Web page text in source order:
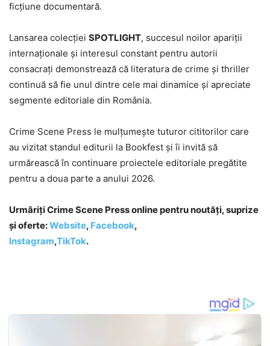
ficțiune documentară.
Lansarea colecției SPOTLIGHT, succesul noilor apariții
internaționale și interesul constant pentru autorii
consacrați demonstrează că literatura de crime și thriller
continuă să fie unul dintre cele mai dinamice și apreciate
segmente editoriale din România.
Crime Scene Press le mulțumește tuturor cititorilor care
au vizitat standul editurii la Bookfest și îi invită să
urmărească în continuare proiectele editoriale pregătite
pentru a doua parte a anului 2026.
Urmăriți Crime Scene Press online pentru noutăți, suprize
și oferte:Website, Facebook,
Instagram,TikTok.